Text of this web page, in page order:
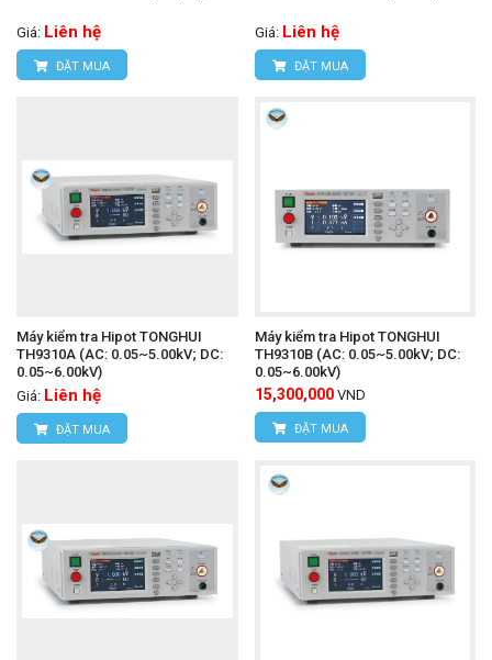
Giá: Liên hệ
ĐẶT MUA
Giá: Liên hệ
ĐẶT MUA
Máy kiểm tra Hipot TONGHUI
TH9310A (AC: 0.05~5.00kV; DC:
0.05~6.00kV)
Giá: Liên hệ
ĐẶT MUA
Máy kiểm tra Hipot TONGHUI
TH9310B (AC: 0.05~5.00kV; DC:
0.05~6.00kV)
15,300,000 VND
ĐẶT MUA